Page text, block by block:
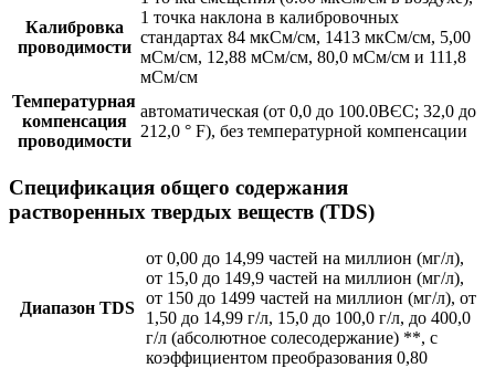
Калибровка
проводимости
1 точка наклона в калибровочных
стандартах 84 мкСм/см, 1413 мкСм/см, 5,00
мСм/см, 12,88 мСм/см, 80,0 мСм/см и 111,8
мСм/см
Температурная
компенсация
проводимости
автоматическая (от 0,0 до 100.0ВЄC; 32,0 до
212,0 ° F), без температурной компенсации
Спецификация общего содержания
растворенных твердых веществ (TDS)
Диапазон TDS
от 0,00 до 14,99 частей на миллион (мг/л),
от 15,0 до 149,9 частей на миллион (мг/л),
от 150 до 1499 частей на миллион (мг/л), от
1,50 до 14,99 г/л, 15,0 до 100,0 г/л, до 400,0
г/л (абсолютное солесодержание) **, с
коэффициентом преобразования 0,80